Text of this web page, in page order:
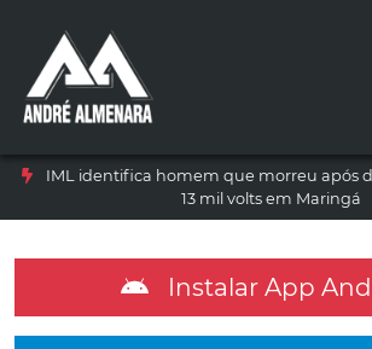
IML identifica homem que morreu após
13 mil volts em Maringá
Instalar App